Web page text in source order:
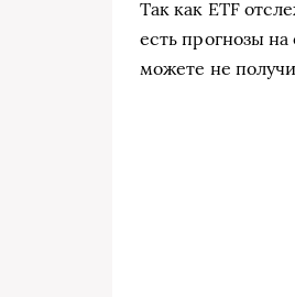
Так как ETF
есть прогнозы
можете не